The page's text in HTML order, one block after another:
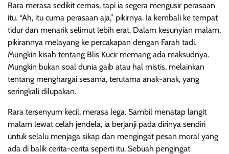
Rara merasa sedikit cemas, tapi ia segera mengusir perasaan
itu. “Ah, itu cuma perasaan aja,” pikirnya. Ia kembali ke tempat
tidur dan menarik selimut lebih erat. Dalam kesunyian malam,
pikirannya melayang ke percakapan dengan Farah tadi.
Mungkin kisah tentang Blis Kucir memang ada maksudnya.
Mungkin bukan soal dunia gaib atau hal mistis, melainkan
tentang menghargai sesama, terutama anak-anak, yang
seringkali dilupakan.
Rara tersenyum kecil, merasa lega. Sambil menatap langit
malam lewat celah jendela, ia berjanji pada dirinya sendiri
untuk selalu menjaga sikap dan mengingat pesan moral yang
ada di balik cerita-cerita seperti itu. Sebuah pengingat